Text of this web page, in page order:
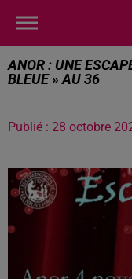
ANOR : UNE
BLEUE » AU 36
Publié : 28 octobre